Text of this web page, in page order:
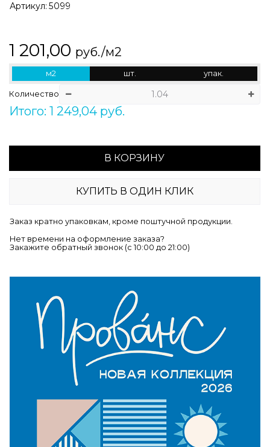
Артикул: 5099
1 201,00 руб./м2
м2 шт. упак.
Количество
Итого: 1 249,04 руб.
В КОРЗИНУ
КУПИТЬ В ОДИН КЛИК
Заказ кратно упаковкам, кроме поштучной продукции.
Нет времени на оформление заказа?
Закажите обратный звонок (c 10:00 до 21:00)